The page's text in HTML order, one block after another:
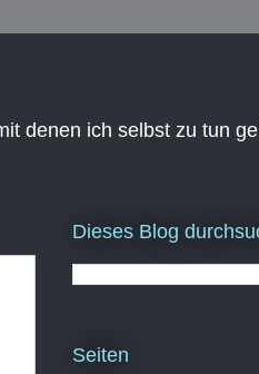
denen ich selbst zu tun
Dieses Blog
Seiten